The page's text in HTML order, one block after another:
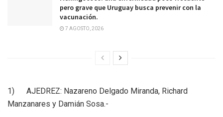
pero grave que Uruguay busca prevenir con la
vacunación.
7 AGOSTO, 2026
1) AJEDREZ: Nazareno Delgado Miranda, Richard
Manzanares y Damián Sosa.-